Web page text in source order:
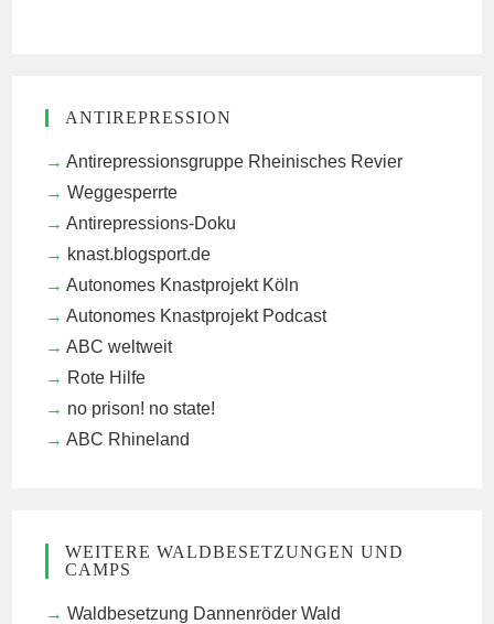
ANTIREPRESSION
Antirepressionsgruppe Rheinisches Revier
Weggesperrte
Antirepressions-Doku
knast.blogsport.de
Autonomes Knastprojekt Köln
Autonomes Knastprojekt Podcast
ABC weltweit
Rote Hilfe
no prison! no state!
ABC Rhineland
WEITERE WALDBESETZUNGEN UND
CAMPS
Waldbesetzung Dannenröder Wald